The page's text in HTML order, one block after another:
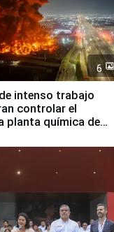
6
intenso trabajo
controlar el
planta química de